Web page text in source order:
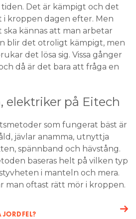
Det är kämpigt och det
i kroppen dagen efter. Men
ska kännas att man arbetar
blir det otroligt kämpigt, men
det lösa sig. Vissa gånger
då är det bara att fråga en
elektriker på Eitech
som fungerat bäst är
jävlar anamma, utnyttja
spännband och hävstång.
baseras helt på vilken typ
i manteln och mera.
man oftast rätt mör i kroppen.
JORDFEL?